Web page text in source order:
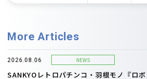
More Articles
2026.08.06 NEWS
SANKYOレトロパチンコ・羽根モノ『ロ